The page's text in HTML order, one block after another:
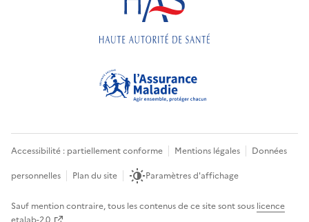
Accessibilité : partiellement conforme Mentions légales
Données
personnelles
Plan du site Paramètres d'affichage
Sauf mention contraire, tous les contenus de ce site sont sous licence